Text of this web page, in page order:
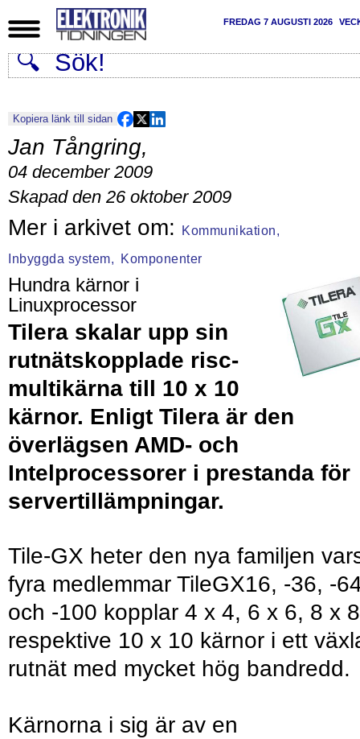
FREDAG 7 AUGUSTI 2026
Kopiera länk till sidan
Jan Tångring,
04 december 2009
Skapad den 26 oktober 2009
Kommunikation,
Inbyggda system, Komponenter
Hundra kärnor i
Linuxprocessor
Tilera skalar upp sin
rutnätskopplade risc-
multikärna till 10 x 10
kärnor. Enligt Tilera är den
överlägsen AMD- och
Intelprocessorer i prestanda för
servertillämpningar.
Tile-GX heter den nya familjen
fyra medlemmar TileGX16, -36, -
och -100 kopplar 4 x 4, 6 x 6, 8 x
respektive 10 x 10 kärnor i ett
rutnät med mycket hög bandredd.
Kärnorna i sig är av en